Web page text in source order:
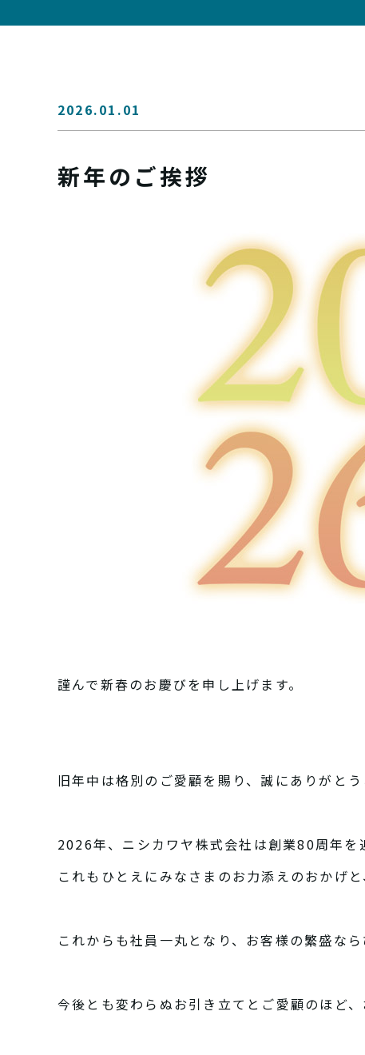
2026.01.01
新年のご挨拶
謹んで新春のお慶びを申し上げます。
旧年中は格別のご愛顧を賜り、誠にありがとう
2026年、ニシカワヤ株式会社は創業80周年を
これもひとえにみなさまのお力添えのおかげと
これからも社員一丸となり、お客様の繁盛な
今後とも変わらぬお引き立てとご愛顧のほど、